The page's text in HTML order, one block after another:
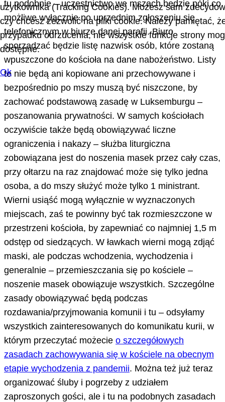
tu podobnie – uczestnictwo we mszach będzie póki co
możliwe wyłącznie po uprzednim zgłoszeniu się
telefonicznym w biurze danej parafii. Biuro
sporządzać będzie listę nazwisk osób, które zostaną
wpuszczone do kościoła na dane nabożeństwo. Listy
te nie będą ani kopiowane ani przechowywane i
bezpośrednio po mszy muszą być niszczone, by
zachować podstawową zasadę w Luksemburgu –
poszanowania prywatności. W samych kościołach
oczywiście także będą obowiązywać liczne
ograniczenia i nakazy – służba liturgiczna
zobowiązana jest do noszenia masek przez cały czas,
przy ołtarzu na raz znajdować może się tylko jedna
osoba, a do mszy służyć może tylko 1 ministrant.
Wierni usiąść mogą wyłącznie w wyznaczonych
miejscach, zaś te powinny być tak rozmieszczone w
przestrzeni kościoła, by zapewniać co najmniej 1,5 m
odstęp od siedzących. W ławkach wierni mogą zdjąć
maski, ale podczas wchodzenia, wychodzenia i
generalnie – przemieszczania się po kościele –
noszenie masek obowiązuje wszystkich. Szczególne
zasady obowiązywać będą podczas
rozdawania/przyjmowania komunii i tu – odsyłamy
wszystkich zainteresowanych do komunikatu kurii, w
którym przeczytać możecie o szczegółowych
zasadach zachowywania się w kościele na obecnym
etapie wychodzenia z pandemii. Można też już teraz
organizować śluby i pogrzeby z udziałem
zaproszonych gości, ale i tu na podobnych zasadach
użytkownika (Tracking Cookies). Możesz sam
czy chcesz zezwolić na pliki cookie. Należy pamiętać,
przypadku odrzucenia, nie wszystkie funkcje strony
dostępne.
Ok